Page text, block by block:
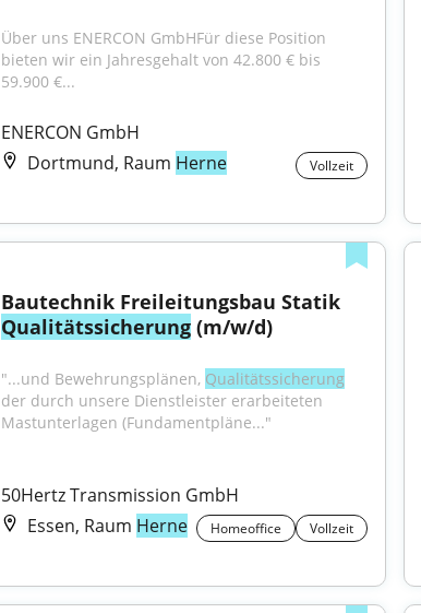
Über uns ENERCON GmbHFür diese Position
bieten wir ein Jahresgehalt von 42.800 € bis
59.900 €...
ENERCON GmbH
Dortmund, Raum Herne Vollzeit
Qualitätssicherung (m/w/d)
"...und Bewehrungsplänen, Qualitätssicherung
der durch unsere Dienstleister erarbeiteten
Mastunterlagen (Fundamentpläne..."
50Hertz Transmission GmbH
Essen, Raum Herne Homeoffice Vollzeit